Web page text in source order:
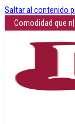
Saltar al contenido
Comodidad que